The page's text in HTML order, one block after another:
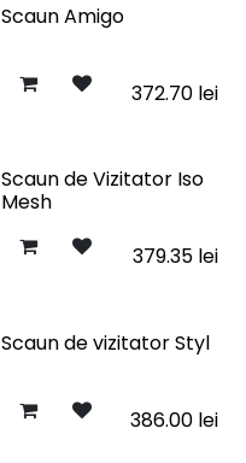
Scaun Amigo
372.70lei
Scaun de Vizitator Iso
Mesh
379.35lei
Scaun de vizitator Styl
386.00lei